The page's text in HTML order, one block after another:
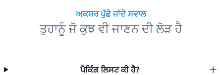
ਅਕਸਰ ਪੁੱਛੇ ਜਾਂਦੇ ਸਵਾਲ
ਤੁਹਾਨੂੰ ਜੋ ਕੁਝ ਵੀ ਜਾਣਨ ਦੀ ਲੋੜ ਹੈ
ਪੈਕਿੰਗ ਲਿਸਟ ਕੀ ਹੈ?